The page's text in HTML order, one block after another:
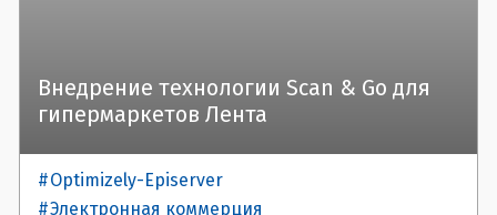
Внедрение технологии Scan & Go для
гипермаркетов Лента
Optimizely-Episerver
Электронная коммерция